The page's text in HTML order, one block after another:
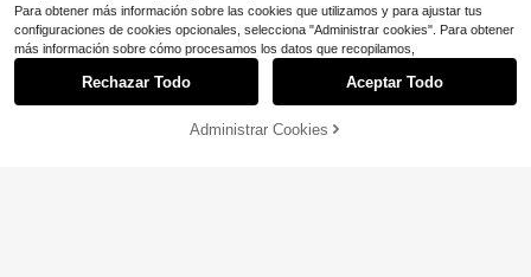
¡18% DE DESCUENTO!
Para obtener más información sobre las cookies que utilizamos y para ajustar tus
configuraciones de cookies opcionales, selecciona "Administrar cookies". Para obtener
más información sobre cómo procesamos los datos que recopilamos,
Rechazar Todo Aceptar Todo
Administrar Cookies